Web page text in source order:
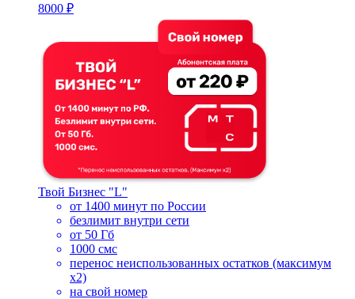
8000 ₽
Твой Бизнес "L"
от 1400 минут по России
безлимит внутри сети
от 50 Гб
1000 смс
перенос неиспользованных остатков (максимум
х2)
на свой номер